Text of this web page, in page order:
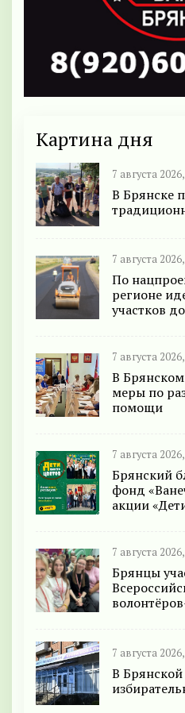
Картина дня
7 августа
В Брянске
7 августа
По
регионе
участков
7 августа
В
меры по
помощи
7 августа
Брянский
фонд
акции
7 августа
Брянцы
7 августа
В Брянской